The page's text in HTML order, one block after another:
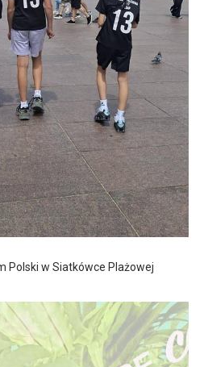
Polski w Siatkówce Plażowej